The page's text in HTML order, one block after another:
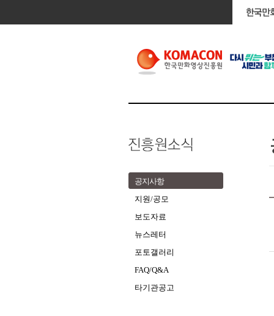
공지사항
지원/공모
보도자료
뉴스레터
포토갤러리
FAQ/Q&A
타기관공고